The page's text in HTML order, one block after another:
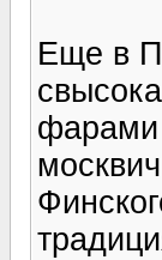
Еще в
фарами